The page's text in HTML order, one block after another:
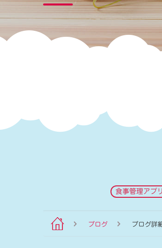
食事管理アプリ
ブログ ブログ詳